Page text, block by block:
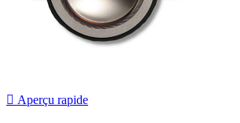
 Aperçu rapide